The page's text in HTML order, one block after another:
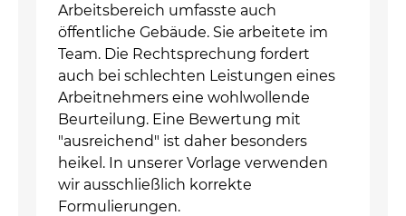
Arbeitsbereich umfasste auch
öffentliche Gebäude. Sie arbeitete im
Team. Die Rechtsprechung fordert
auch bei schlechten Leistungen eines
Arbeitnehmers eine wohlwollende
Beurteilung. Eine Bewertung mit
"ausreichend" ist daher besonders
heikel. In unserer Vorlage verwenden
wir ausschließlich korrekte
Formulierungen.